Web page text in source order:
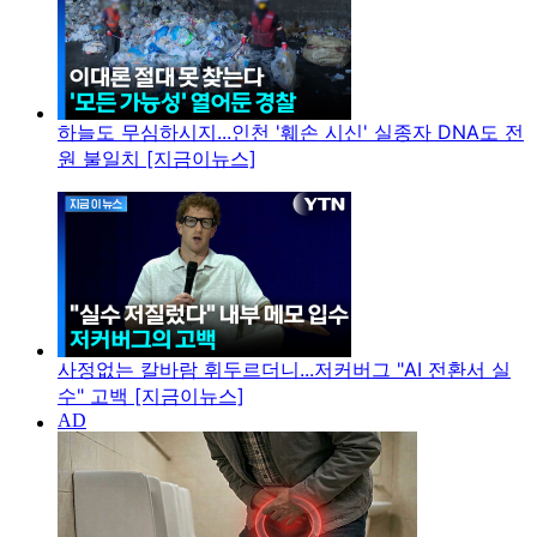
하늘도 무심하시지...인천 '훼손 시신' 실종자 DNA도 전
원 불일치 [지금이뉴스]
사정없는 칼바람 휘두르더니...저커버그 "AI 전환서 실
수" 고백 [지금이뉴스]